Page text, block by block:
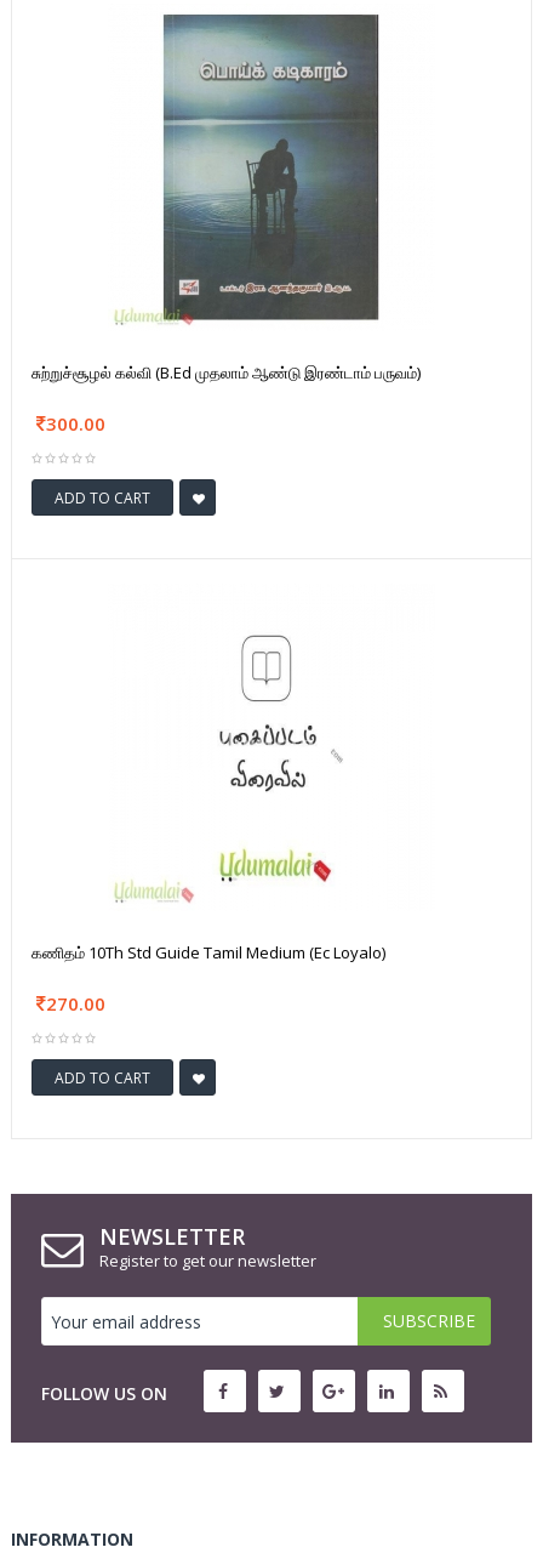
சுற்றுச்சூழல் கல்வி (B.Ed முதலாம் ஆண்டு இரண்டாம் பருவம்)
300.00
ADD TO CART
கணிதம் 10Th Std Guide Tamil Medium (Ec Loyalo)
270.00
ADD TO CART
NEWSLETTER
Register to get our newsletter
FOLLOW US ON
INFORMATION